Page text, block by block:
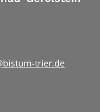
trier.de